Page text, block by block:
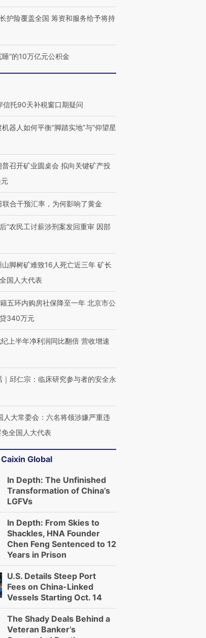
万
种
视线｜被称为“蟑螂”的印
度Z世代 用街头抗争将教
育部长拱下台
视线｜“入侵”还是“人道危
机”？难民潮撕裂西班牙
飞地休达
博
产
【特别呈现】寻找100种
有意思的生活方式·第三对
CFO：不靠规模取胜，华
住三大增长引擎是什么？
长护险覆盖全国 筹资和服务给予将持
睡”的10万亿元公积金
信托90天补税窗口期疑问
器人如何平衡“脚踏实地”与“仰望星
普召开矿业圆桌会 拟向关键矿产投
联合干预汇率，为何影响了黄金
”农民工讨薪涉刑案发回重审 因部
山脚树矿难致16人死亡近三年 矿长
国人大代表
五环内购房社保降至一年 北京市公
340万元
上半年净利润同比翻倍 营收增速
｜邱仁宗：临床研究参与者的安全永
人大常委会：六名将领涉嫌严重违
全国人大代表
Global
In Depth: The Unfinished
Transformation of China’s
LGFVs
In Depth: From Skies to
Shackles, HNA Founder
Chen Feng Sentenced to 12
Years in Prison
U.S. Details Steep Port
Fees on China-Linked
Vessels Starting Oct. 14
The Shady Deals Behind a
Veteran Banker’s